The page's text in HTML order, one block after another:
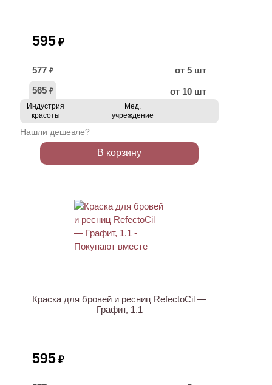
595 ₽
577 ₽
от 5 шт
565 ₽ от 10 шт
Индустрия
красоты
Мед.
учреждение
Нашли дешевле?
В корзину
Краска для бровей и ресниц RefectoCil —
Графит, 1.1
595 ₽